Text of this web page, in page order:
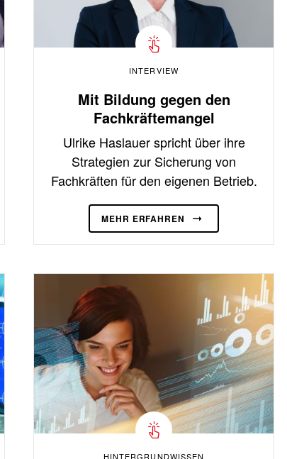
INTERVIEW
Mit Bildung gegen den
Fachkräftemangel
Ulrike Haslauer spricht über ihre
Strategien zur Sicherung von
Fachkräften für den eigenen Betrieb.
MEHR ERFAHREN
HINTERGRUNDWISSEN